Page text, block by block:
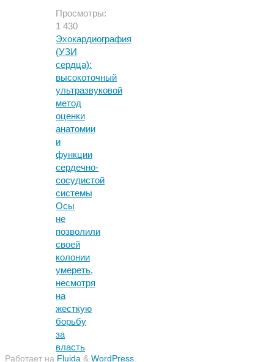
Просмотры:
1 430
Эхокардиография
(УЗИ
сердца):
высокоточный
ультразвуковой
метод
оценки
анатомии
и
функции
сердечно-
сосудистой
системы
Осы
не
позволили
своей
колонии
умереть,
несмотря
на
жесткую
борьбу
за
власть
Работает на Fluida & WordPress.